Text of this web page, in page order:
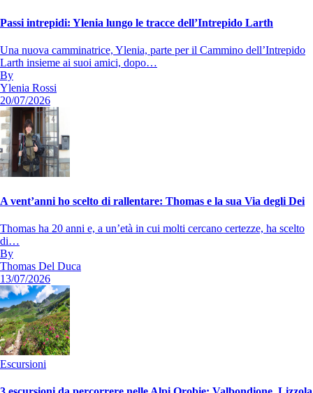
Passi intrepidi: Ylenia lungo le tracce dell’Intrepido Larth
Una nuova camminatrice, Ylenia, parte per il Cammino dell’Intrepido
Larth insieme ai suoi amici, dopo…
By
Ylenia Rossi
20/07/2026
A vent’anni ho scelto di rallentare: Thomas e la sua Via degli Dei
Thomas ha 20 anni e, a un’età in cui molti cercano certezze, ha scelto
di…
By
Thomas Del Duca
13/07/2026
Escursioni